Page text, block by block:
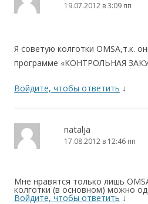
19.07.2012 в 3:09 пп
Я советую колготки OMSA,т.к.
программе «КОНТРОЛЬНАЯ
Войдите, чтобы ответить ↓
natalja
17.08.2012 в 12:46 пп
Мне нравятся только лишь
колготки (в основном) можно
Войдите, чтобы ответить ↓